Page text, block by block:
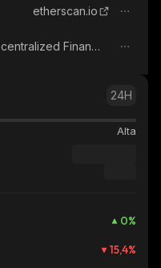
etherscan.io
Decentralized Finance (DeFi)
24H
Alta
0%
15,4%